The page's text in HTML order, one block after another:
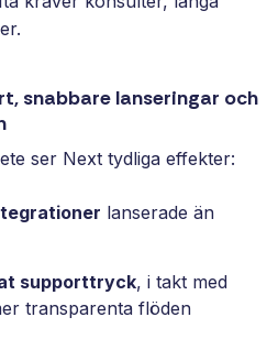
snabbare lanseringar och
ser Next tydliga effekter:
lanserade än
supporttryck, i takt med
transparenta flöden